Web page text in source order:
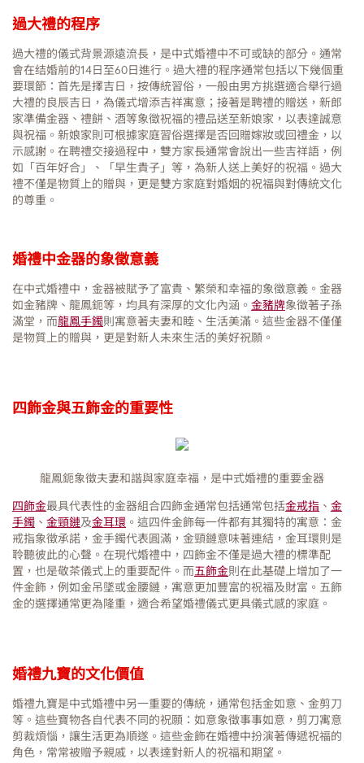
過大禮的程序
過大禮的儀式背景源遠流長，是中式婚禮中不可或缺的部分。通常
會在结婚前的14日至60日進行。過大禮的程序通常包括以下幾個重
要環節：首先是擇吉日，按傳統習俗，一般由男方挑選適合舉行過
大禮的良辰吉日，為儀式增添吉祥寓意；接著是聘禮的贈送，新郎
家準備金器、禮餅、酒等象徵祝福的禮品送至新娘家，以表達誠意
與祝福。新娘家則可根據家庭習俗選擇是否回贈嫁妝或回禮金，以
示感謝。在聘禮交接過程中，雙方家長通常會說出一些吉祥語，例
如「百年好合」、「早生貴子」等，為新人送上美好的祝福。過大
禮不僅是物質上的贈與，更是雙方家庭對婚姻的祝福與對傳統文化
的尊重。
婚禮中金器的象徵意義
在中式婚禮中，金器被賦予了富貴、繁榮和幸福的象徵意義。金器
如金豬牌、龍鳳鈪等，均具有深厚的文化內涵。 金豬牌象徵著子孫
滿堂，而龍鳳手鐲則寓意著夫妻和睦、生活美滿。這些金器不僅僅
是物質上的贈與，更是對新人未來生活的美好祝願。
四飾金與五飾金的重要性
龍鳳鈪象徵夫妻和諧與家庭幸福，是中式婚禮的重要金器
四飾金最具代表性的金器組合四飾金通常包括通常包括金戒指 、 金
手鐲 、 金頸鏈及金耳環 。這四件金飾每一件都有其獨特的寓意：金
戒指象徵承諾，金手鐲代表圓滿，金頸鏈意味著連結，金耳環則是
聆聽彼此的心聲。在現代婚禮中，四飾金不僅是過大禮的標準配
置，也是敬茶儀式上的重要配件。而五飾金則在此基礎上增加了一
件金飾，例如金吊墜或金腰鏈，寓意更加豐富的祝福及財富。五飾
金的選擇通常更為隆重，適合希望婚禮儀式更具儀式感的家庭。
婚禮九寶的文化價值
婚禮九寶是中式婚禮中另一重要的傳統，通常包括金如意、金剪刀
等。這些寶物各自代表不同的祝願：如意象徵事事如意，剪刀寓意
剪裁煩惱，讓生活更為順遂。這些金飾在婚禮中扮演著傳遞祝福的
角色，常常被贈予親戚，以表達對新人的祝福和期望。